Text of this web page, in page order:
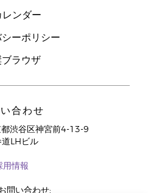
レンダー
ーポリシー
ブラウザ
合わせ
渋谷区神宮前4-13-9
道LHビル
用情報
問い合わせ: